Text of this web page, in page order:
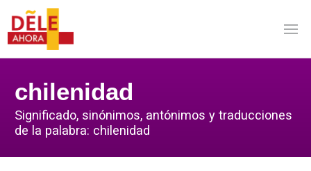
chilenidad
Significado, sinónimos, antónimos y traducciones
de la palabra: chilenidad